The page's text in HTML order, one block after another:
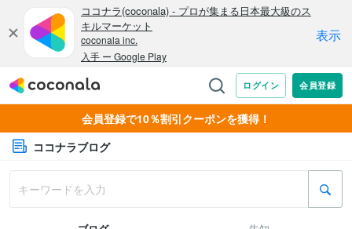
会員登録で10％割引クーポンを獲得！
ココナラブログ